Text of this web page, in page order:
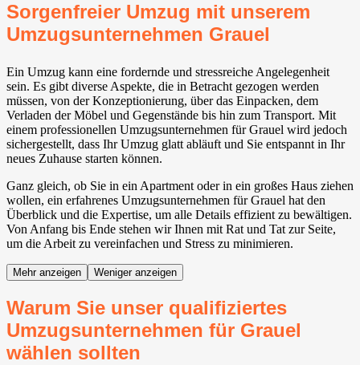
Sorgenfreier Umzug mit unserem
Umzugsunternehmen Grauel
Ein Umzug kann eine fordernde und stressreiche Angelegenheit
sein. Es gibt diverse Aspekte, die in Betracht gezogen werden
müssen, von der Konzeptionierung, über das Einpacken, dem
Verladen der Möbel und Gegenstände bis hin zum Transport. Mit
einem professionellen Umzugsunternehmen für Grauel wird jedoch
sichergestellt, dass Ihr Umzug glatt abläuft und Sie entspannt in Ihr
neues Zuhause starten können.
Ganz gleich, ob Sie in ein Apartment oder in ein großes Haus ziehen
wollen, ein erfahrenes Umzugsunternehmen für Grauel hat den
Überblick und die Expertise, um alle Details effizient zu bewältigen.
Von Anfang bis Ende stehen wir Ihnen mit Rat und Tat zur Seite,
um die Arbeit zu vereinfachen und Stress zu minimieren.
Mehr anzeigen Weniger anzeigen
Warum Sie unser qualifiziertes
Umzugsunternehmen für Grauel
wählen sollten